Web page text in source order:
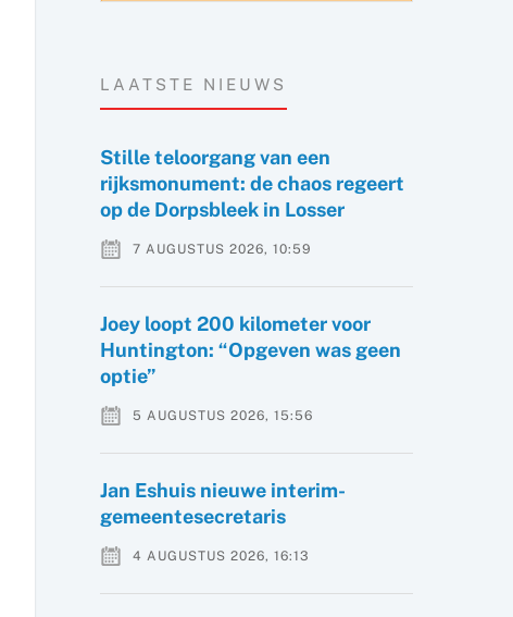
LAATSTE NIEUWS
Stille teloorgang van een
rijksmonument: de chaos regeert
op de Dorpsbleek in Losser
7 AUGUSTUS 2026, 10:59
Joey loopt 200 kilometer voor
Huntington: “Opgeven was geen
optie”
5 AUGUSTUS 2026, 15:56
Jan Eshuis nieuwe interim-
gemeentesecretaris
4 AUGUSTUS 2026, 16:13